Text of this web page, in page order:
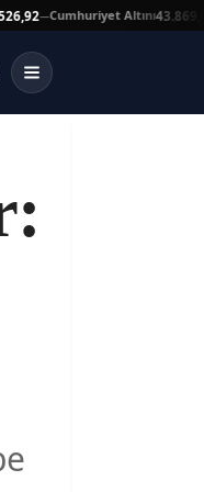
Altını43.869,00▲Ata